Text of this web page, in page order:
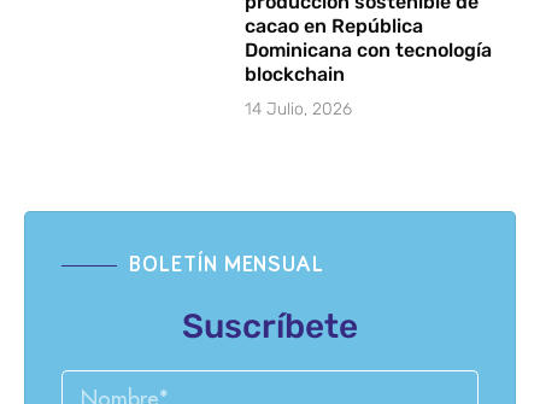
cacao en República
Dominicana con tecnología
blockchain
14 Julio, 2026
BOLETÍN MENSUAL
Suscríbete